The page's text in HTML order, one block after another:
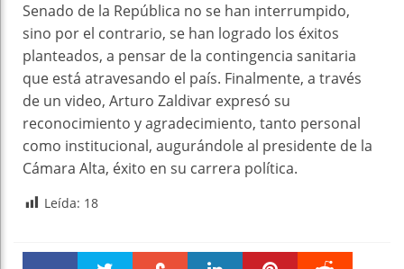
Senado de la República no se han interrumpido,
sino por el contrario, se han logrado los éxitos
planteados, a pensar de la contingencia sanitaria
que está atravesando el país. Finalmente, a través
de un video, Arturo Zaldivar expresó su
reconocimiento y agradecimiento, tanto personal
como institucional, augurándole al presidente de la
Cámara Alta, éxito en su carrera política.
Leída: 18